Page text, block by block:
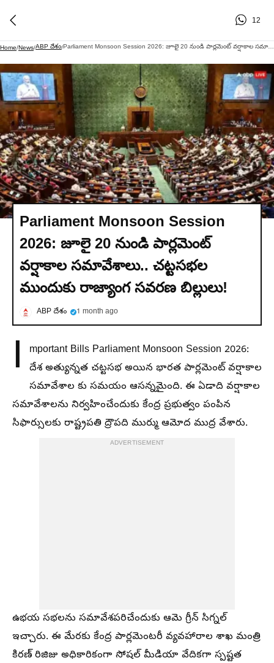
12
Home/News/ABP దేశం/
Parliament Monsoon Session
2026: జూలై 20 నుండి పార్లమెంట్
వర్షాకాల సమావేశాలు.. చట్టసభల
ముందుకు రాజ్యాంగ సవరణ బిల్లులు!
ABP దేశం 1 month ago
I
mportant Bills Parliament Monsoon Session 2026:
దేశ అత్యున్నత చట్టసభ అయిన భారత పార్లమెంట్ వర్షాకాల
సమావేశాల కు సమయం ఆసన్నమైంది. ఈ ఏడాది వర్షాకాల
సమావేశాలను నిర్వహించేందుకు కేంద్ర ప్రభుత్వం పంపిన
సిఫార్సులకు రాష్ట్రపతి ద్రౌపది ముర్ము ఆమోద ముద్ర వేశారు.
ADVERTISEMENT
ఉభయ సభలను సమావేశపరిచేందుకు ఆమె గ్రీన్ సిగ్నల్
ఇచ్చారు. ఈ మేరకు కేంద్ర పార్లమెంటరీ వ్యవహారాల శాఖ మంత్రి
కిరణ్ రిజిజు అధికారికంగా సోషల్ మీడియా వేదికగా స్పష్టత